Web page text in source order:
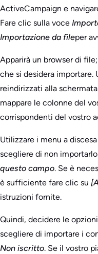
ActiveCampaign e
Fare clic sulla voce
Importazione da fileper
Apparirà un browser di
che si desidera importare.
reindirizzati alla
mappare le colonne del
corrispondenti del vostro
Utilizzare i menu a
scegliere di non
questo campo. Se è
è sufficiente fare clic su
istruzioni fornite.
Quindi, decidere le
scegliere di importare i
Non iscritto. Se il vostro